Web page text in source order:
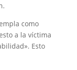
como
a la víctima
Esto